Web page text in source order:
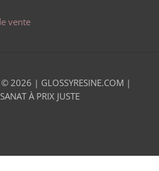
vente
© 2026 | GLOSSYRESINE.COM |
À PRIX JUSTE